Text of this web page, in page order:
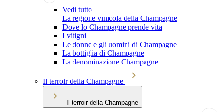
Vedi tutto
La regione vinicola della Champagne
Dove lo Champagne prende vita
I vitigni
Le donne e gli uomini di Champagne
La bottiglia di Champagne
La denominazione Champagne
Il terroir della Champagne
Il terroir della Champagne